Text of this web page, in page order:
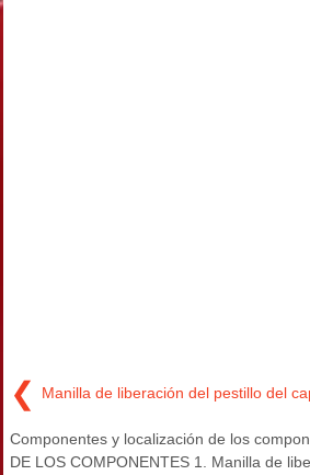
❮ Manilla de liberación del pestillo del
Componentes y localización de los
DE LOS COMPONENTES 1. Manilla de